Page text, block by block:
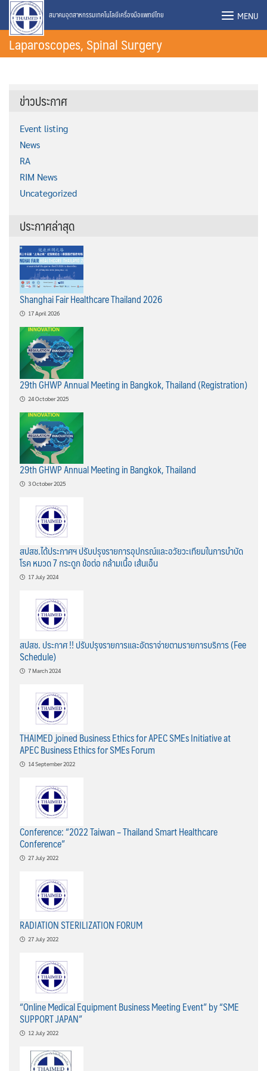
Skip
content
สมาคมอุตสาหกรรมเทคโนโลยีเครื่องมือแพทย์ไทย MENU
Laparoscopes, Spinal Surgery
ข่าวประกาศ
Event listing
News
RA
RIM News
Uncategorized
ประกาศล่าสุด
Shanghai Fair Healthcare Thailand 2026
17 April 2026
29th GHWP Annual Meeting in Bangkok, Thailand (Registration)
24 October 2025
29th GHWP Annual Meeting in Bangkok, Thailand
3 October 2025
สปสช.ได้ประกาศฯ ปรับปรุงรายการอุปกรณ์และอวัยวะเทียมในการบำบัด
โรค หมวด 7 กระดูก ข้อต่อ กล้ามเนื้อ เส้นเอ็น
17 July 2024
สปสช. ประกาศ !! ปรับปรุงรายการและอัตราจ่ายตามรายการบริการ (Fee
Schedule)
7 March 2024
THAIMED joined Business Ethics for APEC SMEs Initiative at
APEC Business Ethics for SMEs Forum
14 September 2022
Conference: “2022 Taiwan – Thailand Smart Healthcare
Conference”
27 July 2022
RADIATION STERILIZATION FORUM
27 July 2022
“Online Medical Equipment Business Meeting Event” by “SME
SUPPORT JAPAN”
12 July 2022